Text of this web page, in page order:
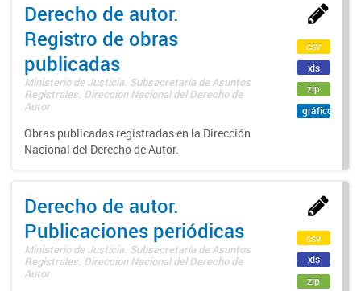
Derecho de autor.
Registro de obras
publicadas
Ministerio de Justicia. Subsecretaría de Asuntos
Registrales. Dirección Nacional del Derecho de
Autor
Obras publicadas registradas en la Dirección
Nacional del Derecho de Autor.
csv
xls
zip
gráfico
Derecho de autor.
Publicaciones periódicas
Ministerio de Justicia. Subsecretaría de Asuntos
Registrales. Dirección Nacional del Derecho de
Autor
csv
xls
zip